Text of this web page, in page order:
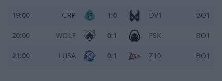
19:00 GRP 1:0 DV1 BO1
20:00 WOLF 0:1 FSK BO1
21:00 LUSA 0:1 Z10 BO1